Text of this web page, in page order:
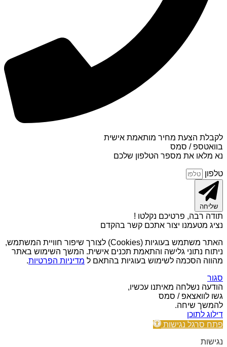
לקבלת הצעת מחיר מותאמת אישית
בוואטספ / סמס
נא מלאו את מספר הטלפון שלכם
טלפון
שליחה
תודה רבה, פרטיכם נקלטו !
נציג מטעמנו יצור אתכם קשר בהקדם
האתר משתמש בעוגיות (Cookies) לצורך שיפור חוויית המשתמש,
ניתוח נתוני גלישה והתאמת תכנים אישית. המשך השימוש באתר
מהווה הסכמה לשימוש בעוגיות בהתאם ל מדיניות הפרטיות.
סגור
הודעה נשלחה מאיתנו עכשיו,
גשו לוואצאפ / סמס
להמשך שיחה.
דילוג לתוכן
פתח סרגל נגישות
נגישות